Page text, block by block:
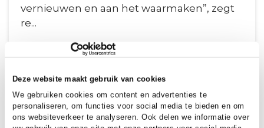
Deze website maakt gebruik van cookies
We gebruiken cookies om content en advertenties te
personaliseren, om functies voor social media te bieden en om
ons websiteverkeer te analyseren. Ook delen we informatie over
vernieuwen en aan het waarmaken”, zegt
re...